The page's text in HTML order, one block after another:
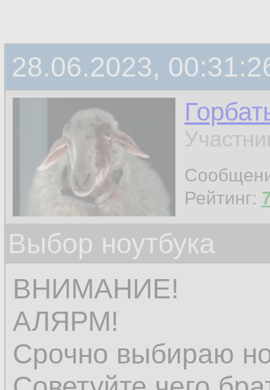
28.06.2023,
Рейтинг:
Выбор ноутбука
ВНИМАНИЕ!
АЛЯРМ!
Срочно выбираю